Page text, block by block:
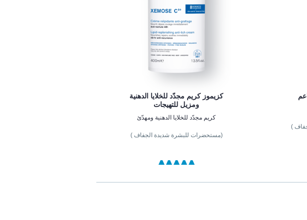
)
كزيموز كريم مجدّد للخلايا الدهنية
ومزيل للتهيجات
كريم مجدّد للخلايا الدهنية ومهدّئ
(مستحضرات للبشرة شديدة الجفاف )